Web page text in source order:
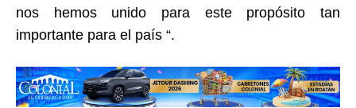
nos hemos unido para este propósito tan
importante para el país “.